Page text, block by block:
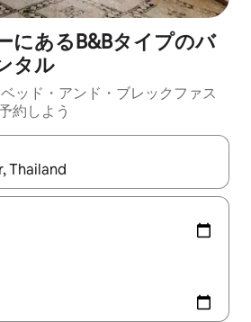
にあるB&Bタイプのバ
タル
ッド・アンド・ブレックファス
約しよう
ら、上下の矢印キーを使って移動するか